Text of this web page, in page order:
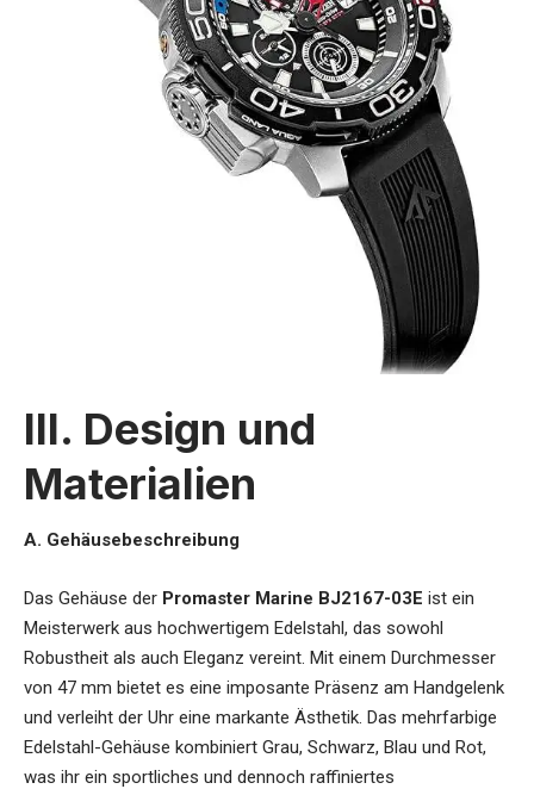
III. Design und
Materialien
A. Gehäusebeschreibung
Das Gehäuse der Promaster Marine BJ2167-03E ist ein
Meisterwerk aus hochwertigem Edelstahl, das sowohl
Robustheit als auch Eleganz vereint. Mit einem Durchmesser
von 47 mm bietet es eine imposante Präsenz am Handgelenk
und verleiht der Uhr eine markante Ästhetik. Das mehrfarbige
Edelstahl-Gehäuse kombiniert Grau, Schwarz, Blau und Rot,
was ihr ein sportliches und dennoch raffiniertes